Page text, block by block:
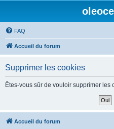
FAQ
Accueil du forum
Supprimer les cookies
Êtes-vous sûr de vouloir supprimer les
Accueil du forum